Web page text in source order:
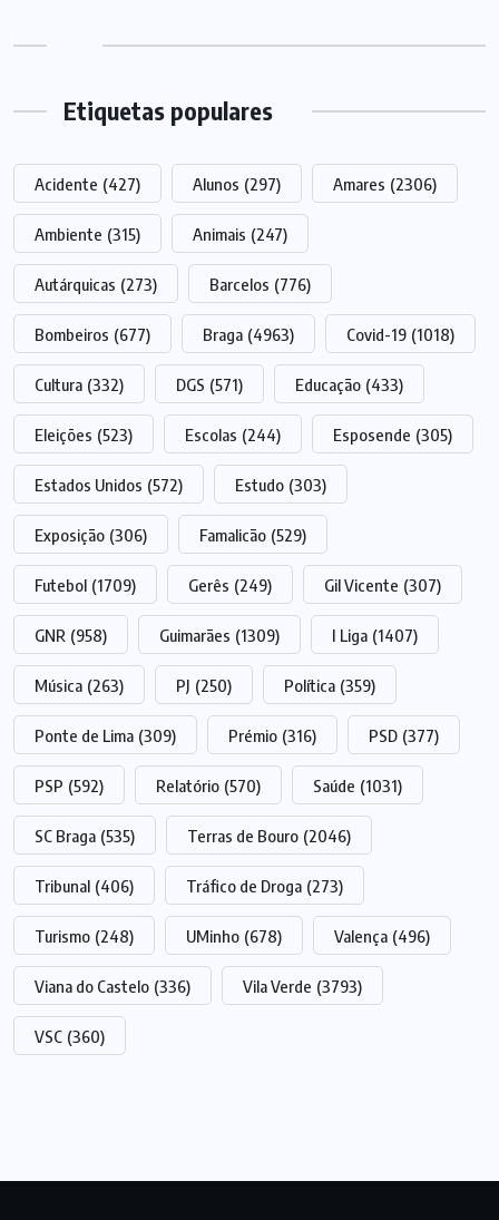
Etiquetas populares
Acidente (427) Alunos (297) Amares (2306)
Ambiente (315) Animais (247)
Autárquicas (273) Barcelos (776)
Bombeiros (677) Braga (4963) Covid-19 (1018)
Cultura (332) DGS (571) Educação (433)
Eleições (523) Escolas (244) Esposende (305)
Estados Unidos (572) Estudo (303)
Exposição (306) Famalicão (529)
Futebol (1709) Gerês (249) Gil Vicente (307)
GNR (958) Guimarães (1309) I Liga (1407)
Música (263) PJ (250) Política (359)
Ponte de Lima (309) Prémio (316) PSD (377)
PSP (592) Relatório (570) Saúde (1031)
SC Braga (535) Terras de Bouro (2046)
Tribunal (406) Tráfico de Droga (273)
Turismo (248) UMinho (678) Valença (496)
Viana do Castelo (336) Vila Verde (3793)
VSC (360)